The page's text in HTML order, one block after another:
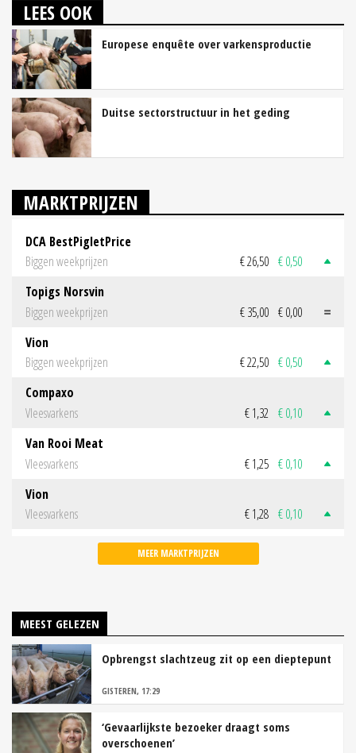
LEES OOK
Europese enquête over varkensproductie
Duitse sectorstructuur in het geding
MARKTPRIJZEN
DCA BestPigletPrice
Biggen weekprijzen
€ 26,50 € 0,50
Topigs Norsvin
Biggen weekprijzen
€ 35,00 € 0,00
Vion
Biggen weekprijzen
€ 22,50 € 0,50
Compaxo
Vleesvarkens
€ 1,32 € 0,10
Van Rooi Meat
Vleesvarkens
€ 1,25 € 0,10
Vion
Vleesvarkens
€ 1,28 € 0,10
MEER MARKTPRIJZEN
MEEST GELEZEN
Opbrengst slachtzeug zit op een dieptepunt
GISTEREN, 17:29
‘Gevaarlijkste bezoeker draagt soms
overschoenen’